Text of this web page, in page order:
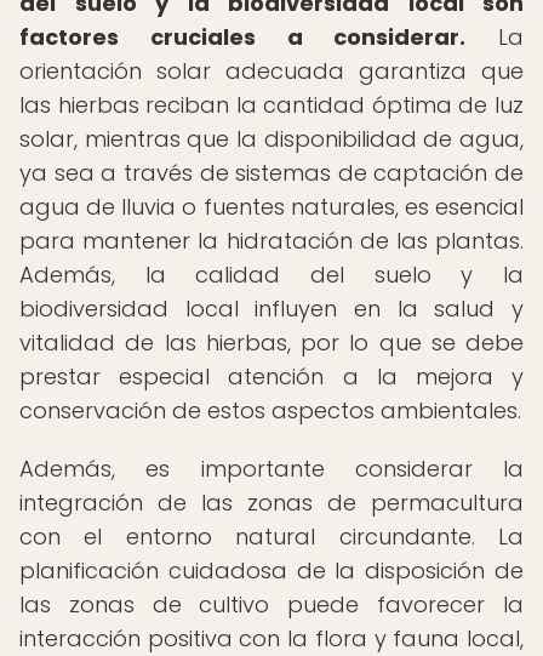
factores cruciales a considerar. La
orientación solar adecuada garantiza que
las hierbas reciban la cantidad óptima de luz
solar, mientras que la disponibilidad de agua,
ya sea a través de sistemas de captación de
agua de lluvia o fuentes naturales, es esencial
para mantener la hidratación de las plantas.
Además, la calidad del suelo y la
biodiversidad local influyen en la salud y
vitalidad de las hierbas, por lo que se debe
prestar especial atención a la mejora y
conservación de estos aspectos ambientales.
Además, es importante considerar la
integración de las zonas de permacultura
con el entorno natural circundante. La
planificación cuidadosa de la disposición de
las zonas de cultivo puede favorecer la
interacción positiva con la flora y fauna local,